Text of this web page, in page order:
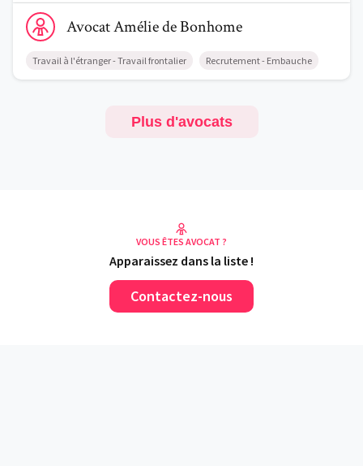
Voir le profil de AvocatAmélie de Bonhome
AvocatAméliede Bonhome
Travail à l'étranger - Travail frontalier Recrutement - Embauche
Plus d'avocats
VOUS ÊTES AVOCAT ?
Apparaissez dans la liste !
Contactez-nous